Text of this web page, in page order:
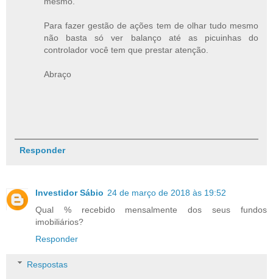
Para fazer gestão de ações tem de olhar tudo mesmo
não basta só ver balanço até as picuinhas do
controlador você tem que prestar atenção.
Abraço
Responder
Investidor Sábio 24 de março de 2018 às 19:52
Qual % recebido mensalmente dos seus fundos
imobiliários?
Responder
Respostas